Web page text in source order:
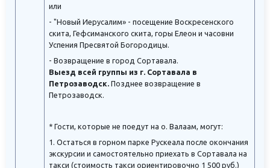
или
- "Новый Иерусалим» - посещение Воскресенского
скита, Гефсиманского скита, горы Елеон и часовни
Успения Пресвятой Богородицы.
- Возвращение в город Сортавала.
Выезд всей группы из г. Сортавала в
Петрозаводск. Позднее возвращение в
Петрозаводск.
* Гости, которые не поедут на о. Валаам, могут:
1. Остаться в горном парке Рускеала после окончания
экскурсии и самостоятельно приехать в Сортавала на
такси (стоимость такси ориентировочно 1 500 руб.)